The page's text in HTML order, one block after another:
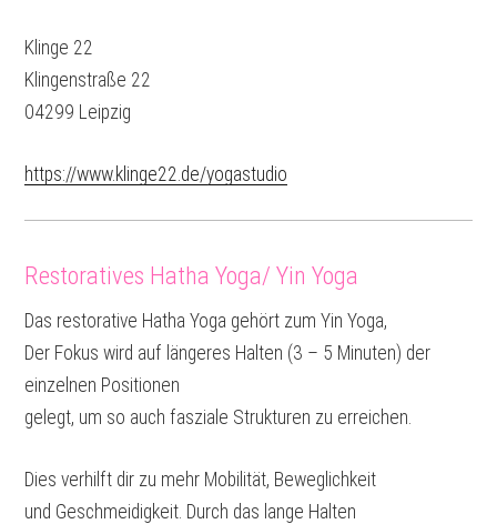
Klinge 22
Klingenstraße 22
04299 Leipzig
https://www.klinge22.de/yogastudio
Restoratives Hatha Yoga/ Yin Yoga
Das restorative Hatha Yoga gehört zum Yin Yoga,
Der Fokus wird auf längeres Halten (3 – 5 Minuten) der
einzelnen Positionen
gelegt, um so auch fasziale Strukturen zu erreichen.
Dies verhilft dir zu mehr Mobilität, Beweglichkeit
und Geschmeidigkeit. Durch das lange Halten